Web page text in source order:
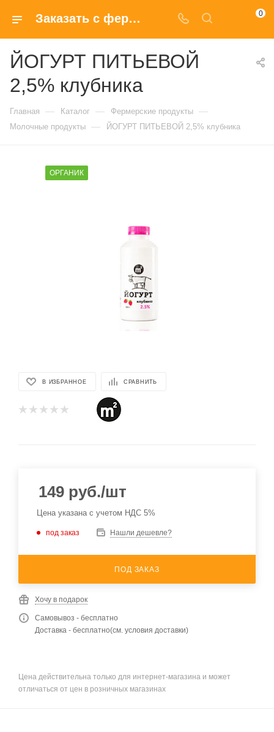
Заказать с фермы ЙОГУРТ ПИТЬЕВОЙ 2,5% клубника 0
ЙОГУРТ ПИТЬЕВОЙ
2,5% клубника
Главная — Каталог — Фермерские продукты —
Молочные продукты — ЙОГУРТ ПИТЬЕВОЙ 2,5% клубника
ОРГАНИК
В ИЗБРАННОЕ СРАВНИТЬ
149 руб./шт
Цена указана с учетом НДС 5%
под заказ Нашли дешевле?
ПОД ЗАКАЗ
Хочу в подарок
Самовывоз - бесплатно
Доставка - бесплатно(см. условия доставки)
Цена действительна только для интернет-магазина и может
отличаться от цен в розничных магазинах